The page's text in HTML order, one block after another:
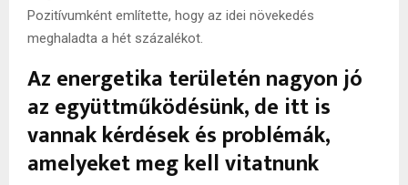
Pozitívumként említette, hogy az idei növekedés
meghaladta a hét százalékot.
Az energetika területén nagyon jó
az együttműködésünk, de itt is
vannak kérdések és problémák,
amelyeket meg kell vitatnunk